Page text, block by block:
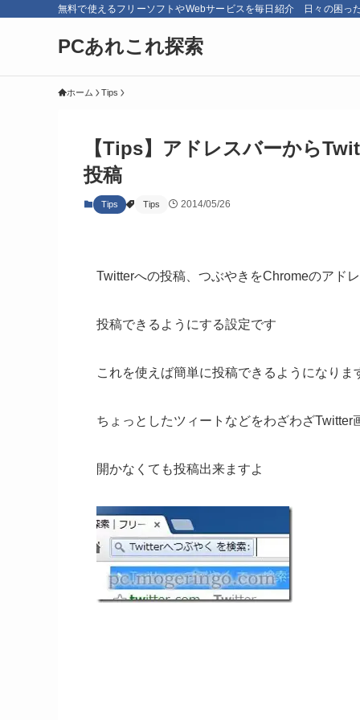
無料で使えるフリーソフトやWebサービスを毎日紹介 日々の困っ
PCあれこれ探索
ホーム Tips
【Tips】アドレスバーから
投稿
Tips Tips 2014/05/26
Twitterへの投稿、つぶやきをChromeのアド
投稿できるようにする設定です
これを使えば簡単に投稿できるようになりま
ちょっとしたツィートなどをわざわざTwitter
開かなくても投稿出来ますよ